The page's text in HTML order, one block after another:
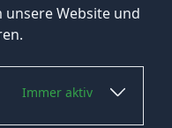
unsere Website und
Immer aktiv
Karriere als